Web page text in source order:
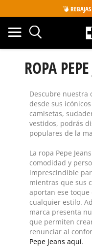
💣
ROPA
Descubre nuestra
desde sus icónicos
camisetas,
vestidos, podrás
populares de la
La ropa Pepe Jeans
comodidad y
imprescindible
mientras que sus
aportan ese toque
cualquier estilo.
marca presenta
que permiten
renunciar al
Pepe Jeans aquí.